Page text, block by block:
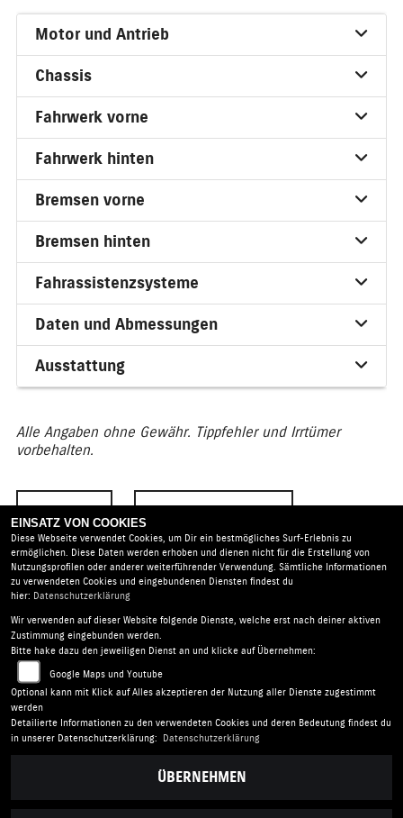
Motor und Antrieb
Chassis
Fahrwerk vorne
Fahrwerk hinten
Bremsen vorne
Bremsen hinten
Fahrassistenzsysteme
Daten und Abmessungen
Ausstattung
Alle Angaben ohne Gewähr. Tippfehler und Irrtümer
vorbehalten.
ZURÜCK
HONERBACH Motorrad- und Autoservice |Am Alten Wehr
15 | 53518 Adenau | Deutschland
AGB |Impressum
Barrierefreiheit |Batterieverordnung
EINSATZ VON COOKIES
Diese Webseite verwendet Cookies, um Dir ein bestmögliches Surf-Erlebnis zu
ermöglichen. Diese Daten werden erhoben und dienen nicht für die Erstellung von
Nutzungsprofilen oder anderer weiterführender Verwendung. Sämtliche Informationen
zu verwendeten Cookies und eingebundenen Diensten findest du
hier: Datenschutzerklärung
Wir verwenden auf dieser Website folgende Dienste, welche erst nach deiner aktiven
Zustimmung eingebunden werden.
Bitte hake dazu den jeweiligen Dienst an und klicke auf Übernehmen:
Google Maps und Youtube
Optional kann mit Klick auf Alles akzeptieren der Nutzung aller Dienste zugestimmt
werden
Detailierte Informationen zu den verwendeten Cookies und deren Bedeutung findest du
in unserer Datenschutzerklärung:
Datenschutzerklärung
ÜBERNEHMEN